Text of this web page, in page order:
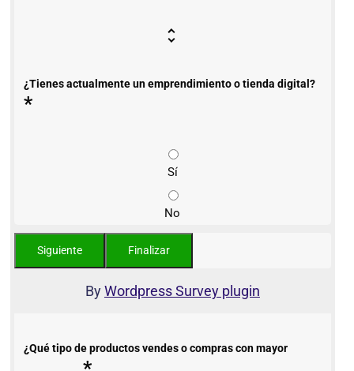
¿Tienes actualmente un emprendimiento o tienda digital?
*
Sí
No
ByWordpress Survey plugin
¿Qué tipo de productos vendes o compras con mayor